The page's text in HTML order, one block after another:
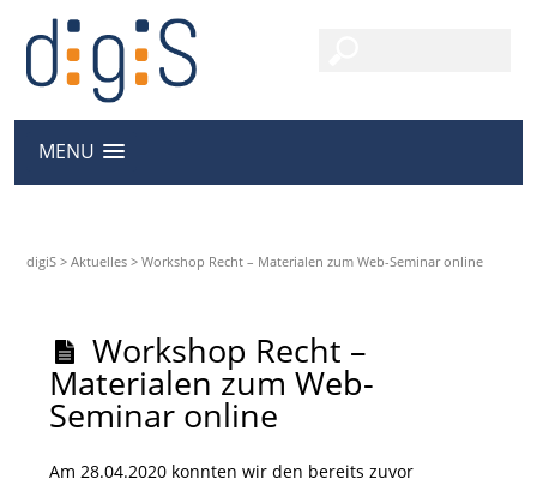
MENU
digiS >Aktuelles >Workshop Recht – Materialen zum Web-Seminar online
Workshop Recht –
Materialen zum Web-
Seminar online
Am 28.04.2020 konnten wir den bereits zuvor